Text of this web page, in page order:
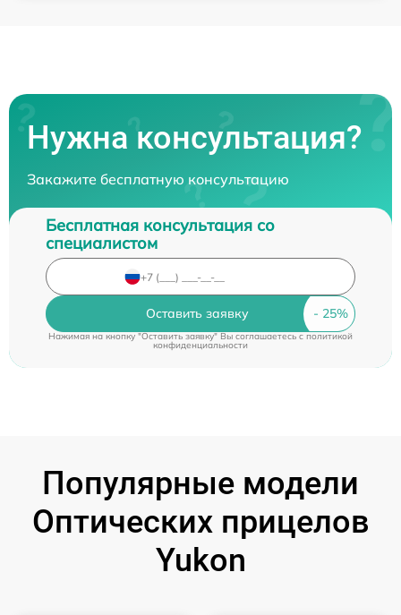
Нужна консультация?
Закажите бесплатную консультацию
Бесплатная консультация со
специалистом
Оставить заявку
Нажимая на кнопку "Оставить заявку" Вы соглашаетесь c политикой
конфиденциальности
Популярные модели
Оптических прицелов
Yukon